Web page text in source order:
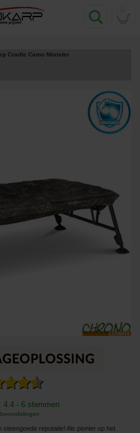
Cradle Camo Monster
4.4 - 6 stemmen
reputatie! Als pionier op het